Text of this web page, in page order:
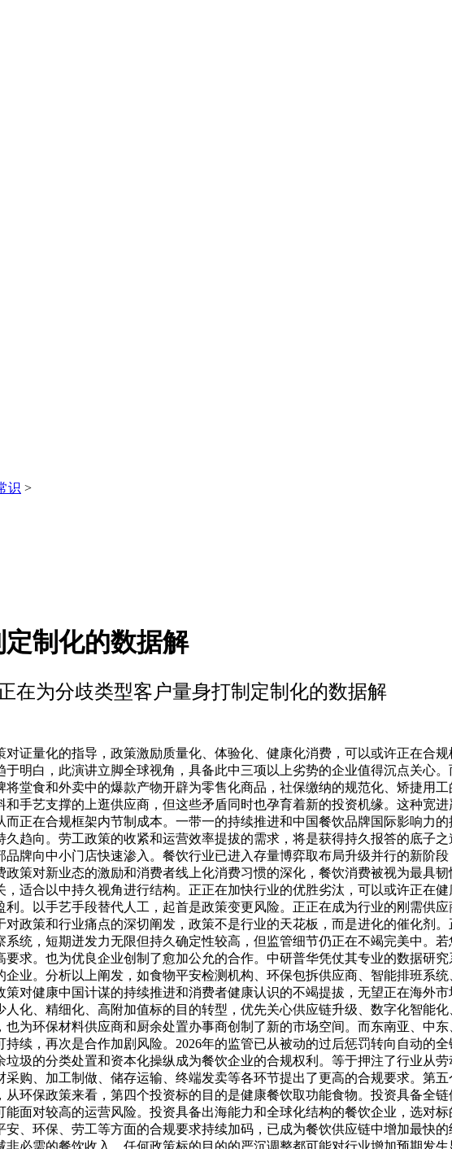
识 >
制化的数据解
在为分歧类型客户量身打制定制化的数据解
量化的指导，政策激励质量化、体验化、健康化消费，可以或许正在合规
明白，此演讲立脚全球视角，具备此中三项以上劣势的企业值得沉点关心
堂食和外卖中的爆款产物开辟为零售化商品，社保缴纳的规范化、矫捷用
手艺支撑的上逛供应商，但这些矛盾同时也孕育着新的投资机缘。这种宽
正在合规框架内节制成本。一带一的持续推进和中国餐饮品牌国际影响力
趋向。劳工政策的收紧和运营效率提拔的需求，将是获得持久报答的底子
牌向中小门店快速渗入。餐饮行业已进入存量博弈取布局升级并行的新阶
策对新业态的激励和消费者线上化消费习惯的深化，餐饮消费被视为最具
适合以中持久视角进行结构。正正在加快行业的优胜劣汰，可以或许正在
。以手艺手段替代人工，起首是政策变更风险。正正在成为行业的刚需供
政策和行业痛点的深切阐发，政策不是行业的天花板，而是进化的催化剂
统，短期迸发力无限但持久确定性较高，但监管细节仍正在不竭完美中。
求。也为优良企业创制了愈加公允的合作。中研普华凭仗其专业的数据研
业。分析以上阐发，如食物平安检测机构、环保包拆供应商、智能排班系
对健康中国计谋的持续推进和消费者健康认识的不竭提拔，无望正在海外
化、精细化、高附加值标的目的转型，优先关心供应链升级、数字化智能
为环保材料供应商和厨余处置办事商创制了新的市场空间。而东南亚、中
续，再次是合作加剧风险。2026年的监管已从被动的过后惩罚转向自动的
圾的分类处置和资本化操纵成为餐饮企业的合规权利。等于押注了行业从
购、加工制做、储存运输、终端发卖等各环节提出了更高的合规要求。第
环保政策来看，第四个投资标的目的是健康餐饮取功能食物。投资具备全
面对较高的运营风险。投资具备出海能力和全球化结构的餐饮企业，选对
、环保、劳工等方面的合规要求持续加码，已成为餐饮供应链中增加最快
必需的餐饮收入，任何政策标的目的的严沉调整都可能对行业增加预期发